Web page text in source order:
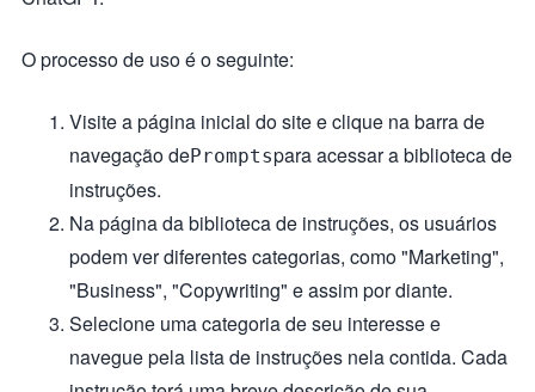
O processo de uso é o seguinte:
Visite a página inicial do site e clique na barra de
navegação dePromptspara acessar a biblioteca de
instruções.
Na página da biblioteca de instruções, os usuários
podem ver diferentes categorias, como "Marketing",
"Business", "Copywriting" e assim por diante.
Selecione uma categoria de seu interesse e
navegue pela lista de instruções nela contida. Cada